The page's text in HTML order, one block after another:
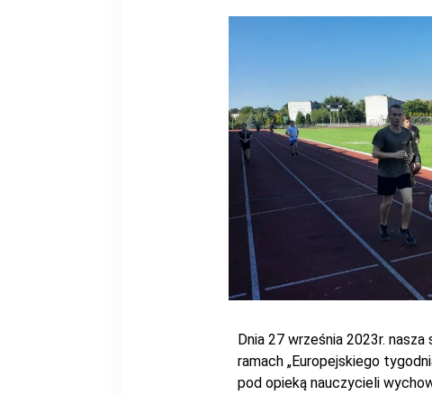
Dnia 27 września 2023r.
ramach „Europejskiego
pod opieką nauczycieli